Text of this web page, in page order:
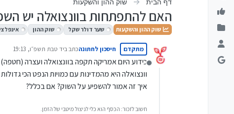
האם להתפתחות בוונצואלה יש
שוק ההון והשקעות שער דולר שקל שוק ההון
מנותק
מתקדם חיסכון לחתונהכתב ביד טבת תשפ״ו, 19:13
נערך לאחרונה על ידי
כידוע היום אמריקה תקפה בוונצואלה ועצרה
וונצואלה היא מהמדינות עם כמויות הנפט הכי
איך זה אמור להשפיע על השוק? אם בכלל?
חשוב לזכור: הכסף הוא כלי לניצול מיטבי של הזמן.